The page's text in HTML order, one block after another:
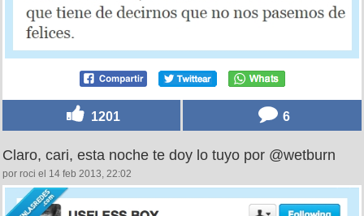
1201 6
Claro, cari, esta noche te doy lo tuyo por @wetburn
por roci el 14 feb 2013, 22:02